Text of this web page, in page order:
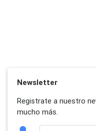
Newsletter
Registrate a nuestro
mucho más.